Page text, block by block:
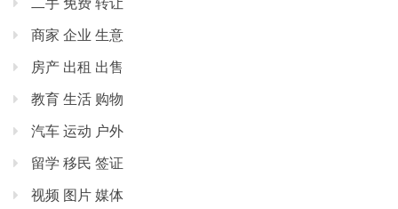
商家 企业 生意
房产 出租 出售
教育 生活 购物
汽车 运动 户外
留学 移民 签证
视频 图片 媒体